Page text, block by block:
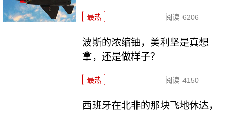
最热 阅读 6206
波斯的浓缩铀，美利坚是真想
拿，还是做样子？
最热 阅读 4150
西班牙在北非的那块飞地休达，